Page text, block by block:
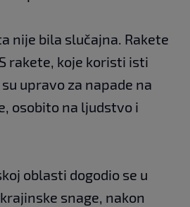
nije bila slučajna. Rakete
rakete, koje koristi isti
upravo za napade na
osobito na ljudstvo i
oblasti dogodio se u
snage, nakon